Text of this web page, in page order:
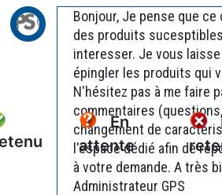
En
attente
Bonjour, Je pense que
des produits
interesser. Je vous
épingler les produits qui
N'hésitez pas à me faire
commentaires
changement de
l'espace dédié afin de
à votre demande. A très
Administrateur GPS